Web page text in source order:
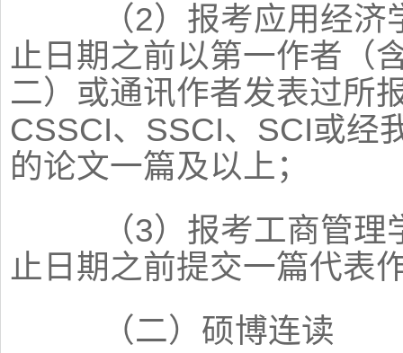
（2）报考应用经济
止日期之前以第一作者（
二）或通讯作者发表过所
CSSCI、SSCI、SCI或经
的论文一篇及以上；
（3）报考工商管理
止日期之前提交一篇代表
（二）硕博连读